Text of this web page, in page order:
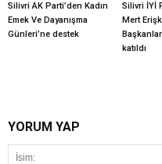
Silivri AK Parti’den Kadın
Emek Ve Dayanışma
Günleri’ne destek
Silivri İYİ
Mert
katıldı
YORUM YAP